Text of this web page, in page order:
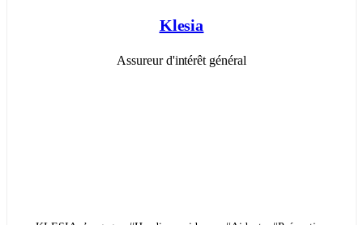
Klesia
Assureur d'intérêt général